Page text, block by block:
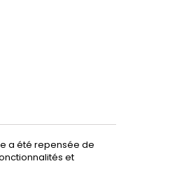
a été repensée de
et